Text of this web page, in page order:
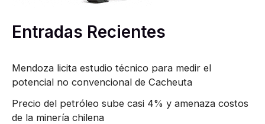
Entradas Recientes
Mendoza licita estudio técnico para medir el
potencial no convencional de Cacheuta
Precio del petróleo sube casi 4% y amenaza costos
de la minería chilena